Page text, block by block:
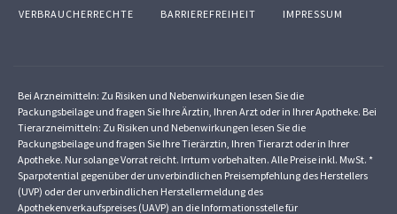
VERBRAUCHERRECHTE
BARRIEREFREIHEIT IMPRESSUM
Bei Arzneimitteln: Zu Risiken und Nebenwirkungen lesen Sie die
Packungsbeilage und fragen Sie Ihre Ärztin, Ihren Arzt oder in Ihrer Apotheke. Bei
Tierarzneimitteln: Zu Risiken und Nebenwirkungen lesen Sie die
Packungsbeilage und fragen Sie Ihre Tierärztin, Ihren Tierarzt oder in Ihrer
Apotheke. Nur solange Vorrat reicht. Irrtum vorbehalten. Alle Preise inkl. MwSt. *
Sparpotential gegenüber der unverbindlichen Preisempfehlung des Herstellers
(UVP) oder der unverbindlichen Herstellermeldung des
Apothekenverkaufspreises (UAVP) an die Informationsstelle für